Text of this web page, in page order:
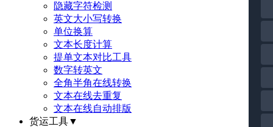
隐藏字符检测
英文大小写转换
单位换算
文本长度计算
提单文本对比工具
数字转英文
全角半角在线转换
文本在线去重复
文本在线自动排版
货运工具▼